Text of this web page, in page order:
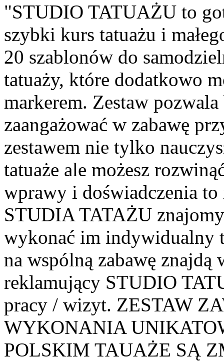
"STUDIO TATUAŻU to
szybki kurs tatuażu i
20 szablonów do
tatuaży, które dodatkowo
markerem. Zestaw
zaangażować w zabawę
zestawem nie tylko
tatuaże ale możesz
wprawy i doświadczenia to
STUDIA TATAŻU
wykonać im indywidualny
na wspólną zabawę
reklamujący STUDIO
pracy / wizyt. ZESTAW
WYKONANIA
POLSKIM TAUAŻE SĄ